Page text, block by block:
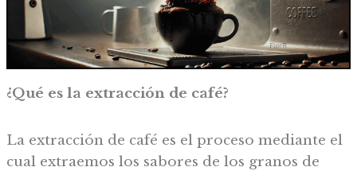
¿Qué es la extracción de café?
La extracción de café es el proceso mediante el
cual extraemos los sabores de los granos de